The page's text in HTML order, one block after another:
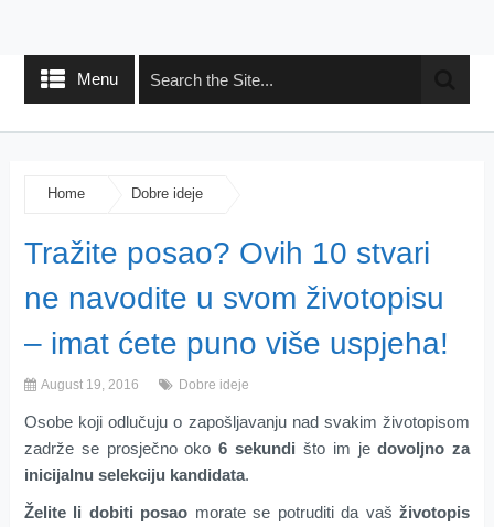
Menu
Home Dobre ideje
Tražite posao? Ovih 10 stvari
ne navodite u svom životopisu
– imat ćete puno više uspjeha!
August 19, 2016 Dobre ideje
Osobe koji odlučuju o zapošljavanju nad svakim životopisom
zadrže se prosječno oko6 sekundi što im jedovoljno za
inicijalnu selekciju kandidata.
Želite li dobiti posao morate se potruditi da vašživotopis